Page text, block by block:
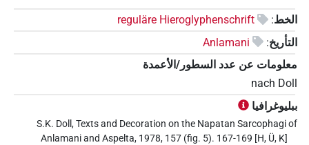
الخط:
reguläre Hieroglyphenschrift
التأريخ:
Anlamani
معلومات عن عدد السطور/الأعمدة
nach Doll
ببليوغرافيا
S.K. Doll, Texts and Decoration on the Napatan Sarcophagi of
Anlamani and Aspelta, 1978, 157 (fig. 5). 167-169 [H, Ü, K]